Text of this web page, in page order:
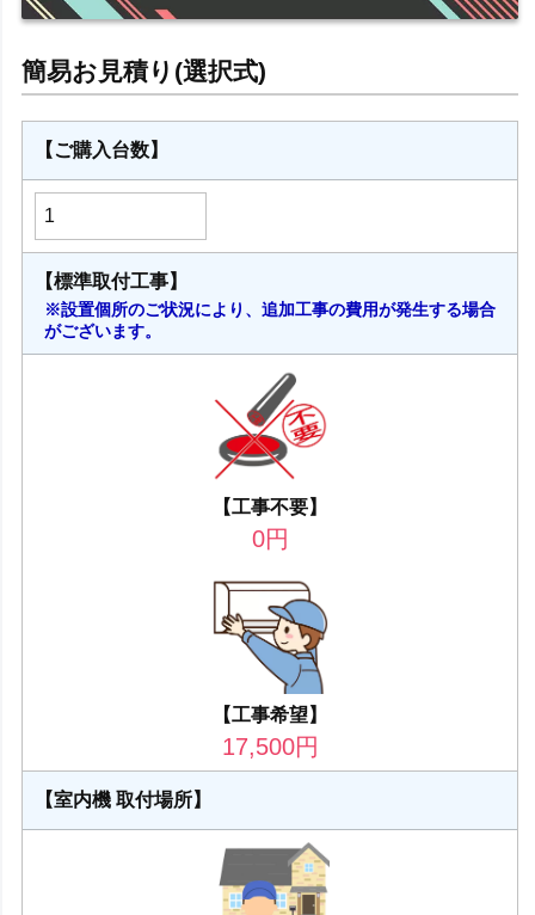
【ご購入台数】
【標準取付工事】
※設置個所のご状況により、追加工事の費用が発生する場合
がございます。
【工事不要】
0円
【工事希望】
17,500円
【室内機 取付場所】